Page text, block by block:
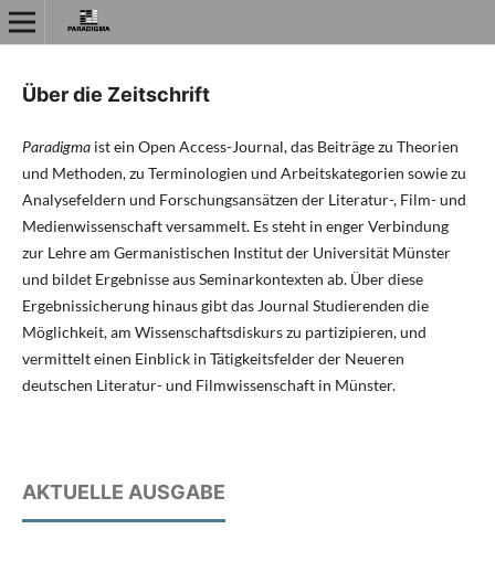
Über die Zeitschrift
Paradigmaist ein Open Access-Journal, das Beiträge zu Theorien
und Methoden, zu Terminologien und Arbeitskategorien sowie zu
Analysefeldern und Forschungsansätzen der Literatur-, Film- und
Medienwissenschaft versammelt. Es steht in enger Verbindung
zur Lehre am Germanistischen Institut der Universität Münster
und bildet Ergebnisse aus Seminarkontexten ab. Über diese
Ergebnissicherung hinaus gibt das Journal Studierenden die
Möglichkeit, am Wissenschaftsdiskurs zu partizipieren, und
vermittelt einen Einblick in Tätigkeitsfelder der Neueren
deutschen Literatur- und Filmwissenschaft in Münster.
AKTUELLE AUSGABE